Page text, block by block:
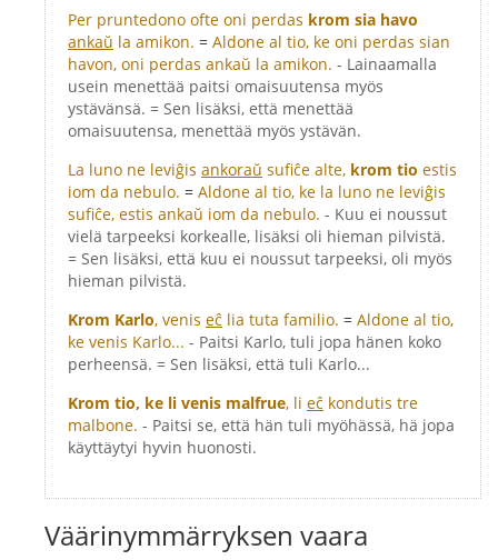
Per pruntedono ofte oni perdas krom sia havo
ankaŭ la amikon. = Aldone al tio, ke oni perdas sian
havon, oni perdas ankaŭ la amikon. - Lainaamalla
usein menettää paitsi omaisuutensa myös
ystävänsä. = Sen lisäksi, että menettää
omaisuutensa, menettää myös ystävän.
La luno ne leviĝis ankoraŭ sufiĉe alte, krom tio estis
iom da nebulo. = Aldone al tio, ke la luno ne leviĝis
sufiĉe, estis ankaŭ iom da nebulo. - Kuu ei noussut
vielä tarpeeksi korkealle, lisäksi oli hieman pilvistä.
= Sen lisäksi, että kuu ei noussut tarpeeksi, oli myös
hieman pilvistä.
Krom Karlo, venis eĉ lia tuta familio. = Aldone al tio,
ke venis Karlo... - Paitsi Karlo, tuli jopa hänen koko
perheensä. = Sen lisäksi, että tuli Karlo...
Krom tio, ke li venis malfrue, li eĉ kondutis tre
malbone. - Paitsi se, että hän tuli myöhässä, hä jopa
käyttäytyi hyvin huonosti.
Väärinymmärryksen vaara